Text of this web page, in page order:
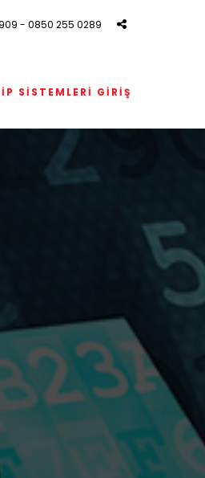
- 0850 255 0289
SISTEMLERI GIRIŞ